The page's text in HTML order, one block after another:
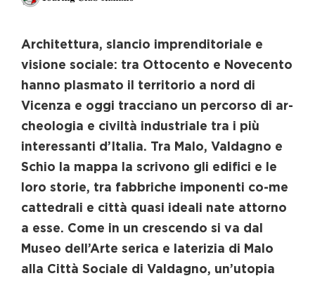
Architettura, slancio imprenditoriale e
visione sociale: tra Ottocento e Novecento
hanno plasmato il territorio a nord di
Vicenza e oggi tracciano un percorso di ar-
cheologia e civiltà industriale tra i più
interessanti d’Italia. Tra Malo, Valdagno e
Schio la mappa la scrivono gli edifici e le
loro storie, tra fabbriche imponenti co-me
cattedrali e città quasi ideali nate attorno
a esse. Come in un crescendo si va dal
Museo dell’Arte serica e laterizia di Malo
alla Città Sociale di Valdagno, un’utopia